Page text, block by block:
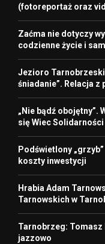
(fotoreportaż oraz
Zaćma nie dotyczy
codzienne życie i
Jezioro
śniadanie”. Relacja z
„Nie bądź obojętny”.
się Wiec Solidarności
Podświetlony
koszty inwestycji
Hrabia Adam
Tarnowskich w
Tarnobrzeg:
jazzowo